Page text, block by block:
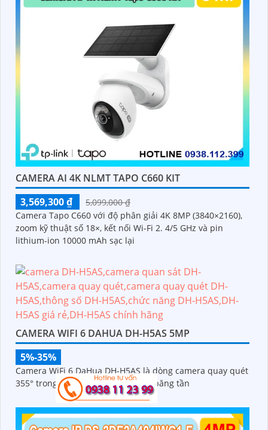
CAMERA AI 4K NLMT TAPO C660 KIT
3,569,300 ₫
5,099,000 ₫
Camera Tapo C660 với độ phân giải 4K 8MP (3840×2160),
zoom kỹ thuật số 18×, kết nối Wi-Fi 2. 4/5 GHz và pin
lithium-ion 10000 mAh sạc lại
CAMERA WIFI 6 DAHUA DH-H5AS 5MP
5%-35%
Camera WiFi 6 DaHua DH-H5AS là dòng camera quay quét
355° trong nhà 5MP hỗ trợ Wi-Fi 6 băng tần